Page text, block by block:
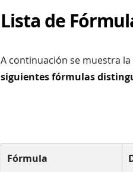
Lista de
A continuación se muestra
siguientes fórmulas
Fórmula